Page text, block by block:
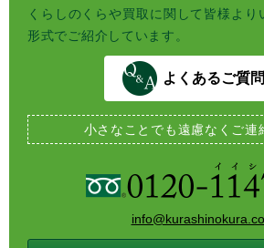
くらしのくらや買取に関して皆様より
形式でご紹介しています。
よくあるご質問
小さなことでも遠慮なくご連